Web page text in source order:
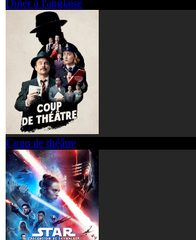
Dîner à l'anglaise
Coup de théâtre